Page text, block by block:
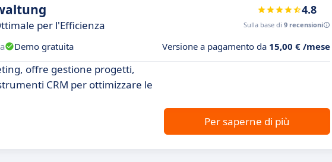
per l'Efficienza
4.8
Sulla base di 9 recensioni
Demo gratuita Versione a pagamento da 15,00 € /mese
offre gestione progetti,
CRM per ottimizzare le
Per saperne di più